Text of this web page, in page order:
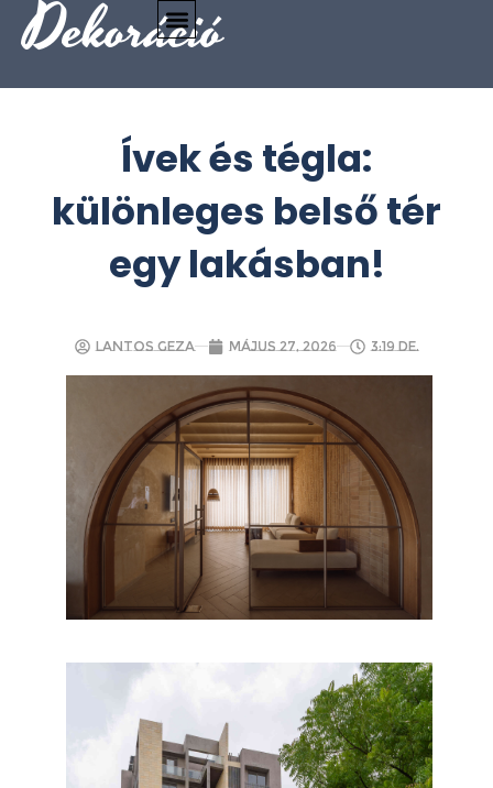
Dekoráció
Ívek és tégla:
különleges belső tér
egy lakásban!
Lantos Geza május 27, 2026 3:19 de.